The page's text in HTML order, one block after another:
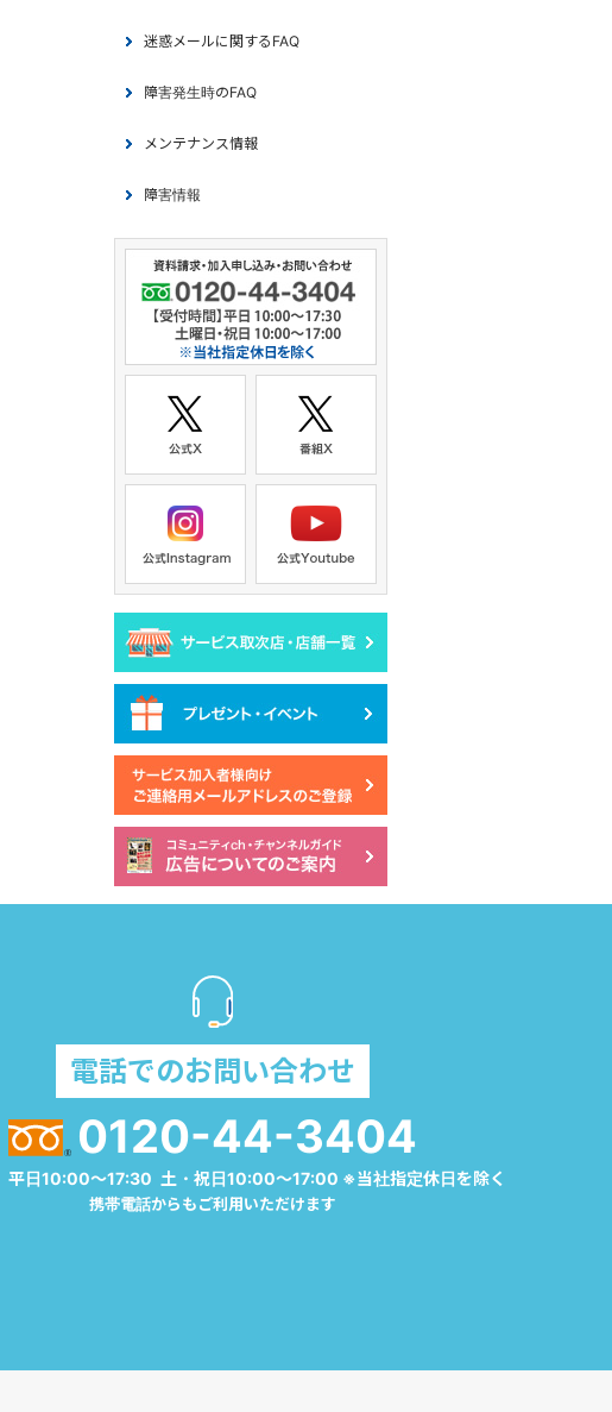
迷惑メールに関するFAQ
障害発生時のFAQ
メンテナンス情報
障害情報
電話でのお問い合わせ
0120-44-3404
平日10:00～17:30 土・祝日10:00～17:00 ※当社指定休日を除く
携帯電話からもご利用いただけます